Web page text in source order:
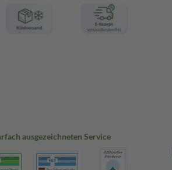
ausgezeichneten Service